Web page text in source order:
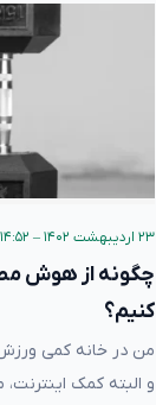
۲۳ اردیبهشت ۱۴۰۲ – ۱۴:۵۲
چگونه از هوش
کنیم؟
من در خانه کمی
و البته کمک